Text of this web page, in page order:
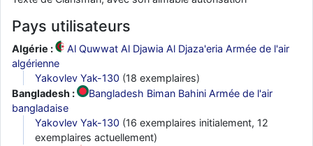
Pays utilisateurs
Algérie :
Al Quwwat Al Djawia Al Djaza'eria Armée de l'air
algérienne
Yakovlev Yak-130 (18 exemplaires)
Bangladesh :
Bangladesh Biman Bahini Armée de l'air
bangladaise
Yakovlev Yak-130 (16 exemplaires initialement, 12
exemplaires actuellement)